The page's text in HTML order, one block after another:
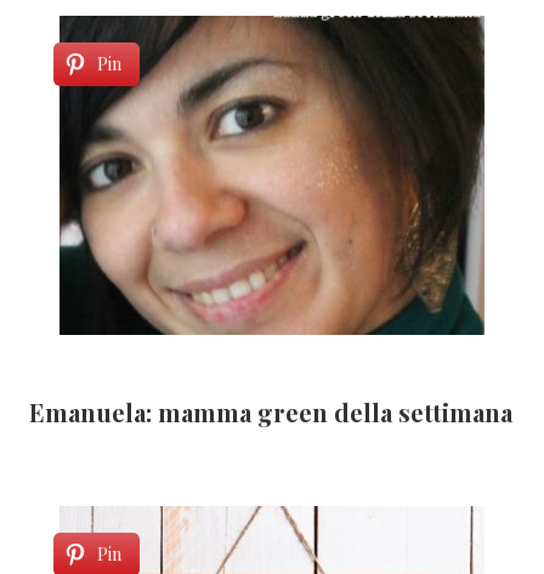
Pin
Emanuela: mamma green della settimana
Pin